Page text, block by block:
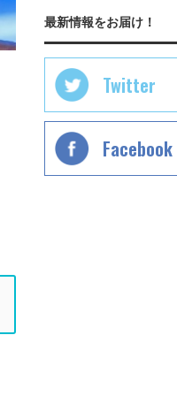
最新情報をお届け！
Twitter
Facebook